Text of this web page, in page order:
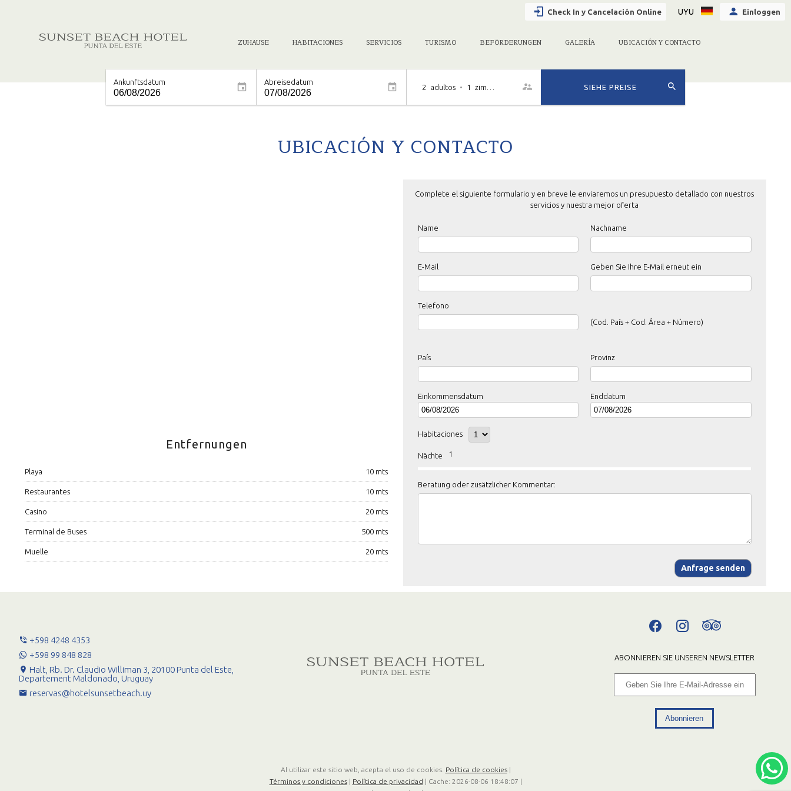
ZUHAUSE HABITACIONES SERVICIOS TURISMO BEFÖRDERUNGEN GALERÍA UBICACIÓN Y CONTACTO
Check In y Cancelación Online UYU Einloggen
Ankunftsdatum Abreisedatum
2 adultos • 1 zimmer SIEHE PREISE
UBICACIÓN Y CONTACTO
Entfernungen
Playa 10 mts
Restaurantes 10 mts
Casino 20 mts
Terminal de Buses 500 mts
Muelle 20 mts
Complete el siguiente formulario y en breve le enviaremos un presupuesto detallado con nuestros
servicios y nuestra mejor oferta
Name Nachname
E-Mail Geben Sie Ihre E-Mail erneut ein
Telefono
(Cod. País + Cod. Área + Número)
País Provinz
Einkommensdatum Enddatum
Habitaciones
Nächte 1
Beratung oder zusätzlicher Kommentar:
Anfrage senden
+598 4248 4353
+598 99 848 828
Halt, Rb. Dr. Claudio Williman 3, 20100 Punta del Este,
Departement Maldonado, Uruguay
reservas@hotelsunsetbeach.uy
ABONNIEREN SIE UNSEREN NEWSLETTER
Abonnieren
Al utilizar este sitio web, acepta el uso de cookies. Política de cookies|
Términos y condiciones| Política de privacidad | Cache: 2026-08-06 18:48:07 |